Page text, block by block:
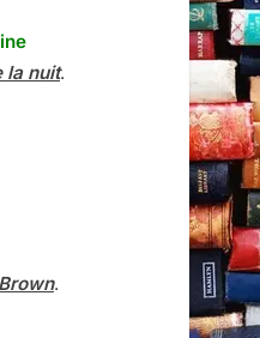
la nuit.
.